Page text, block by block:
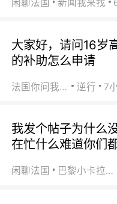
闲聊法国 新闻我来找
大家好，请问16
的补助怎么申请
法国你问我答 逆行 7
我发个帖子为什么
在忙什么难道你们
闲聊法国 巴黎小卡拉咪